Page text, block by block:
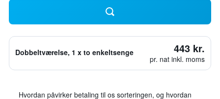
Dobbeltværelse, 1 x to enkeltsenge 443 kr.
pr. nat inkl. moms
Hvordan påvirker betaling til os sorteringen, og hvordan